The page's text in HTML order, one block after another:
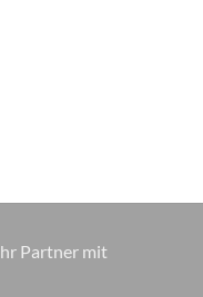
Partner mit